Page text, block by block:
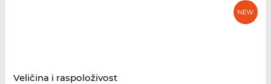
Veličina i raspoloživost